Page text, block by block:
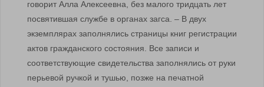
говорит Алла Алексеевна, без малого тридцать лет
посвятившая службе в органах загса. – В двух
экземплярах заполнялись страницы книг регистрации
актов гражданского состояния. Все записи и
соответствующие свидетельства заполнялись от руки
перьевой ручкой и тушью, позже на печатной